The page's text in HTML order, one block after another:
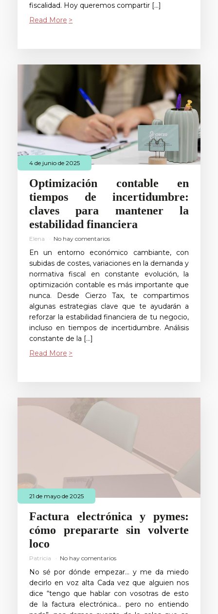
fiscalidad. Hoy queremos compartir […]
Read More
4 de junio de 2025
Optimización contable en
tiempos de incertidumbre:
claves para mantener la
estabilidad financiera
Elena No hay comentarios
En un entorno económico cambiante, con
subidas de costes, variaciones en la demanda y
normativa fiscal en constante evolución, la
optimización contable es más importante que
nunca. Desde Cierzo Tax, te compartimos
algunas estrategias clave que te ayudarán a
reforzar la estabilidad financiera de tu negocio,
incluso en tiempos de incertidumbre. Análisis
constante de la […]
Read More
21 de mayo de 2025
Factura electrónica y pymes:
cómo prepararte sin volverte
loco
Patricia No hay comentarios
No sé por dónde empezar… y me da miedo
decirlo en voz alta Cada vez que alguien nos
dice “tengo que hablar con vosotras de esto
de la factura electrónica… pero no entiendo